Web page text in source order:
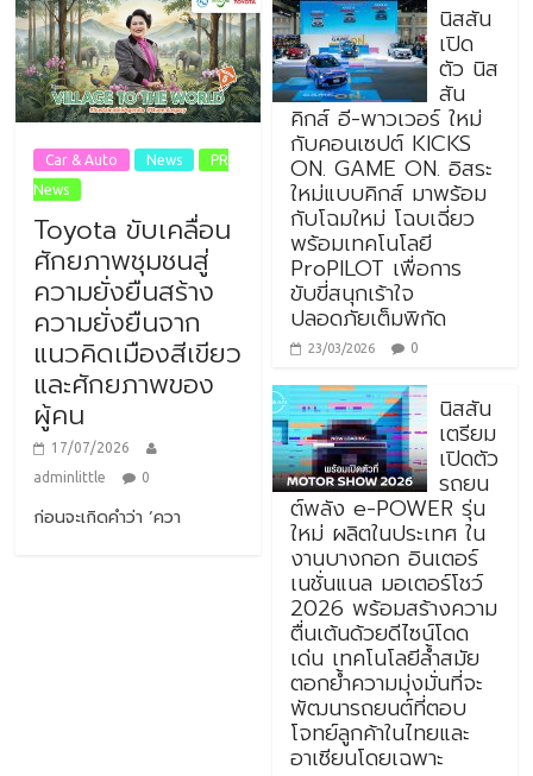
Car & Auto News
PR
News
Toyota ขับเคลื่อน
ศักยภาพชุมชนสู่
ความยั่งยืนสร้าง
ความยั่งยืนจาก
แนวคิดเมืองสีเขียว
และศักยภาพของ
ผู้คน
17/07/2026
adminlittle
0
ก่อนจะเกิดคำว่า ‘ควา
นิสสัน
เปิด
ตัว นิส
สัน
คิกส์ อี-พาวเวอร์ ใหม่
กับคอนเซปต์ KICKS
ON. GAME ON. อิสระ
ใหม่แบบคิกส์ มาพร้อม
กับโฉมใหม่ โฉบเฉี่ยว
พร้อมเทคโนโลยี
ProPILOT เพื่อการ
ขับขี่สนุกเร้าใจ
ปลอดภัยเต็มพิกัด
23/03/2026 0
นิสสัน
เตรียม
เปิดตัว
รถยน
ต์พลัง e-POWER รุ่น
ใหม่ ผลิตในประเทศ ใน
งานบางกอก อินเตอร์
เนชั่นแนล มอเตอร์โชว์
2026 พร้อมสร้างความ
ตื่นเต้นด้วยดีไซน์โดด
เด่น เทคโนโลยีล้ำสมัย
ตอกย้ำความมุ่งมั่นที่จะ
พัฒนารถยนต์ที่ตอบ
โจทย์ลูกค้าในไทยและ
อาเซียนโดยเฉพาะ